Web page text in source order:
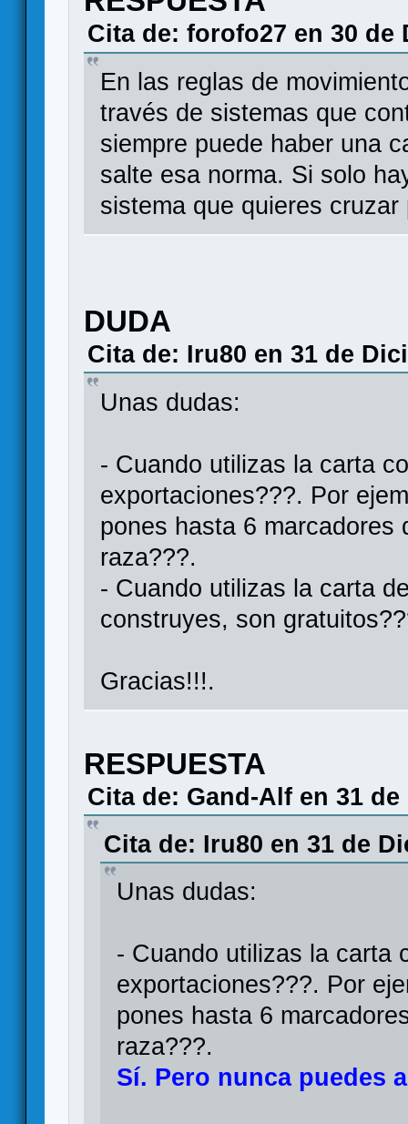
Cita de: forofo27 en 30 de
En las reglas de
través de sistemas que
siempre puede haber una
salte esa norma. Si solo
sistema que quieres
DUDA
Cita de: Iru80 en 31 de
Unas dudas:
- Cuando utilizas la carta
exportaciones???. Por
pones hasta 6 marcadores
raza???.
- Cuando utilizas la carta
construyes, son
Gracias!!!.
RESPUESTA
Cita de: Gand-Alf en 31
Cita de: Iru80 en 31 de
Unas dudas:
- Cuando utilizas la carta
exportaciones???. Por
pones hasta 6
raza???.
Sí. Pero nunca puedes